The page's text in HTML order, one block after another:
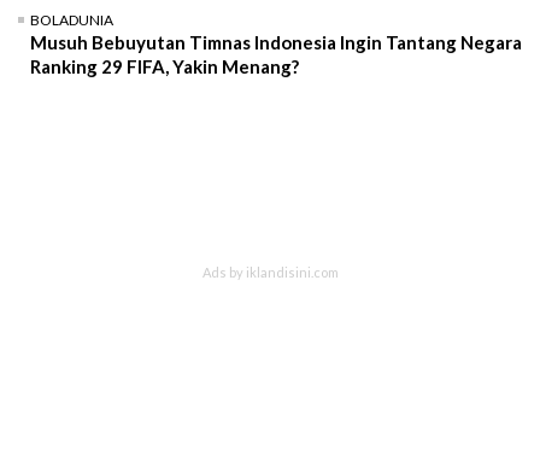
BOLADUNIA
Musuh Bebuyutan Timnas Indonesia Ingin Tantang Negara
Ranking 29 FIFA, Yakin Menang?